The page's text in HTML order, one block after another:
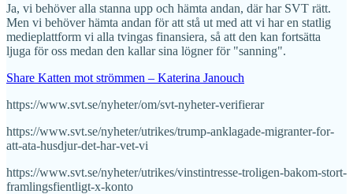
Ja, vi behöver alla stanna upp och hämta andan, där har SVT rätt.
Men vi behöver hämta andan för att stå ut med att vi har en statlig
medieplattform vi alla tvingas finansiera, så att den kan fortsätta
ljuga för oss medan den kallar sina lögner för "sanning".
Share Katten mot strömmen – Katerina Janouch
https://www.svt.se/nyheter/om/svt-nyheter-verifierar
https://www.svt.se/nyheter/utrikes/trump-anklagade-migranter-for-
att-ata-husdjur-det-har-vet-vi
https://www.svt.se/nyheter/utrikes/vinstintresse-troligen-bakom-stort-
framlingsfientligt-x-konto